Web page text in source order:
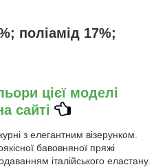
поліамід 17%;
цієї моделі
сайті
з елегантним візерунком.
бавовняної пряжі
італійського еластану.